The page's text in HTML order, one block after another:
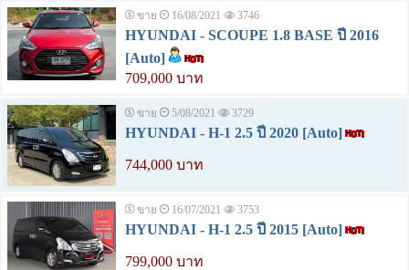
ขาย 16/08/2021 3746
HYUNDAI - SCOUPE 1.8 BASE ปี 2016
[Auto]
709,000 บาท
ขาย 5/08/2021 3729
HYUNDAI - H-1 2.5 ปี 2020 [Auto]
744,000 บาท
ขาย 16/07/2021 3753
HYUNDAI - H-1 2.5 ปี 2015 [Auto]
799,000 บาท